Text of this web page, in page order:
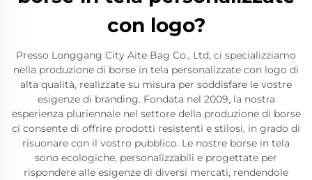
con logo?
Presso Longgang City Aite Bag Co., Ltd, ci specializziamo
nella produzione di borse in tela personalizzate con logo di
alta qualità, realizzate su misura per soddisfare le vostre
esigenze di branding. Fondata nel 2009, la nostra
esperienza pluriennale nel settore della produzione di borse
ci consente di offrire prodotti resistenti e stilosi, in grado di
risuonare con il vostro pubblico. Le nostre borse in tela
sono ecologiche, personalizzabili e progettate per
rispondere alle esigenze di diversi mercati, rendendole